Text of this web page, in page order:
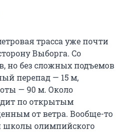
трасса уже почти
Выборга. Со
но без сложных подъемов
перепад — 15 м,
— 90 м. Около
по открытым
от ветра. Вообще-то
школы олимпийского